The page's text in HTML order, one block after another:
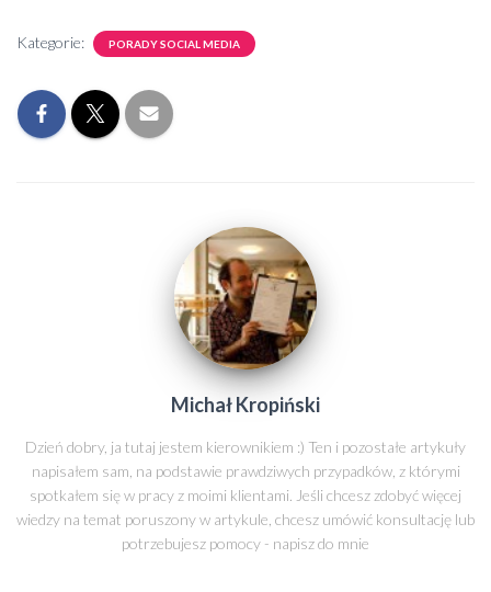
Kategorie: PORADY SOCIAL MEDIA
Michał Kropiński
Dzień dobry, ja tutaj jestem kierownikiem :) Ten i pozostałe artykuły
napisałem sam, na podstawie prawdziwych przypadków, z którymi
spotkałem się w pracy z moimi klientami. Jeśli chcesz zdobyć więcej
wiedzy na temat poruszony w artykule, chcesz umówić konsultację lub
potrzebujesz pomocy - napisz do mnie